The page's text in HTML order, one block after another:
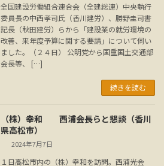
全国建設労働組合連合会（全建総連）中央執行
委員長の中西孝司氏（香川建労）、勝野圭司書
記長（秋田建労）らから「建設業の就労環境の
改善、来年度予算に関する要請」について伺い
ました。（２４日） 公明党から国重国土交通部
会長等、 […]
続きを読む
（株）幸和 西浦会長らと懇談（香川
県高松市）
2024年7月7日
１日高松市内の（株）幸和を訪問。西浦光会